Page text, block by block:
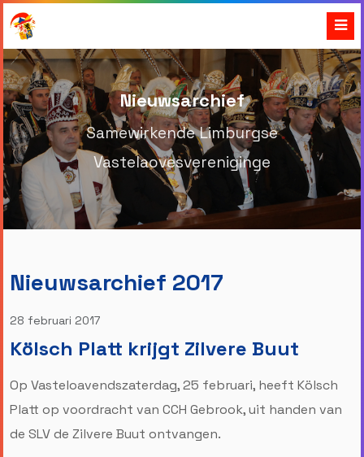
Nieuwsarchief
Samewirkende Limburgse
Vastelaovesvereniginge
Nieuwsarchief 2017
28 februari 2017
Kölsch Platt krijgt Zilvere Buut
Op Vasteloavendszaterdag, 25 februari, heeft Kölsch
Platt op voordracht van CCH Gebrook, uit handen van
de SLV de Zilvere Buut ontvangen.